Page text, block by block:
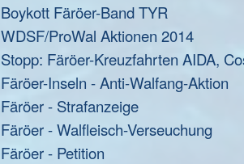
Boykott Färöer-Band TYR
WDSF/ProWal Aktionen 2014
Stopp: Färöer-Kreuzfahrten AIDA,
Färöer-Inseln - Anti-Walfang-Aktion
Färöer - Strafanzeige
Färöer - Walfleisch-Verseuchung
Färöer - Petition